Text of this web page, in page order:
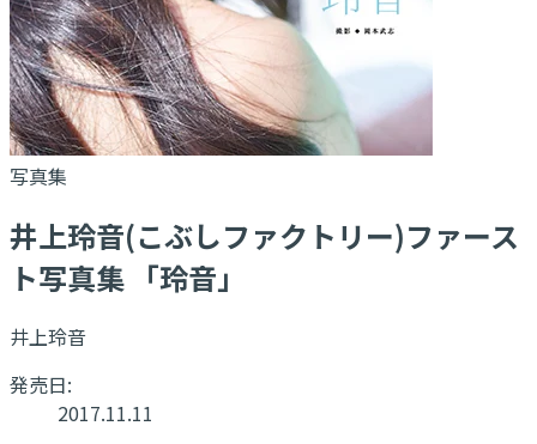
写真集
井上玲音(こぶしファクトリー)ファース
ト写真集 「玲音」
井上玲音
発売日:
2017.11.11